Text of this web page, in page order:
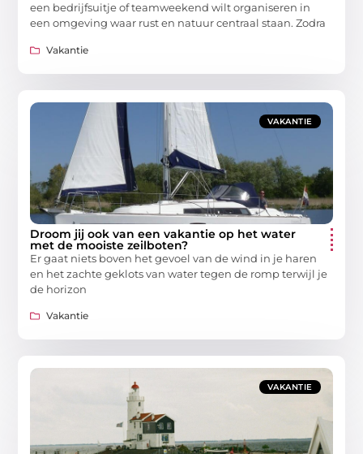
een bedrijfsuitje of teamweekend wilt organiseren in
een omgeving waar rust en natuur centraal staan. Zodra
Vakantie
VAKANTIE
Droom jij ook van een vakantie op het water
met de mooiste zeilboten?
Er gaat niets boven het gevoel van de wind in je haren
en het zachte geklots van water tegen de romp terwijl je
de horizon
Vakantie
VAKANTIE